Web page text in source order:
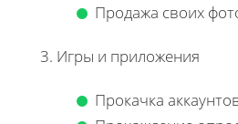
Продажа своих
3. Игры и приложения
Прокачка